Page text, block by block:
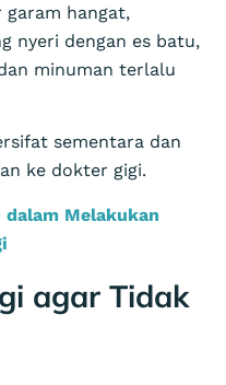
hangat,
nyeri dengan es batu,
minuman terlalu
sementara dan
ke dokter gigi.
dalam Melakukan
agar Tidak